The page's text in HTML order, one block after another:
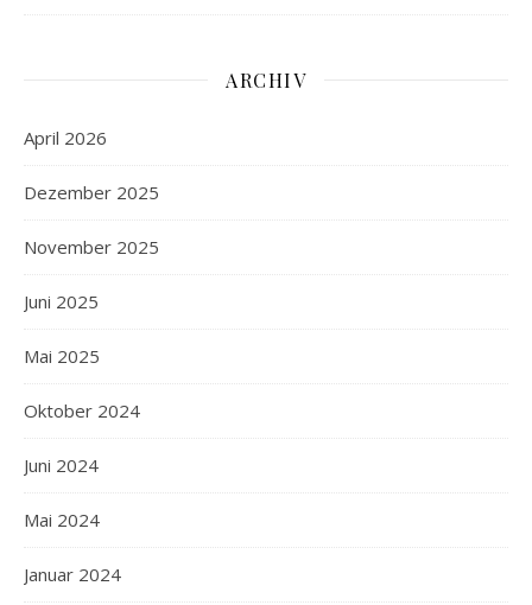
ARCHIV
April 2026
Dezember 2025
November 2025
Juni 2025
Mai 2025
Oktober 2024
Juni 2024
Mai 2024
Januar 2024